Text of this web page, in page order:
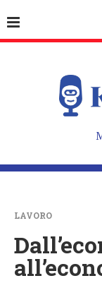
LAVORO